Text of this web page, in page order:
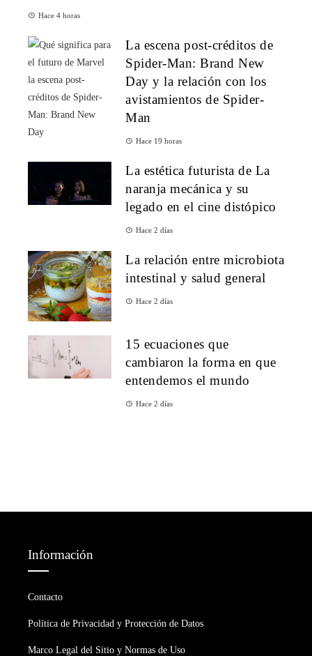
Hace 4 horas
La escena post-créditos de
Spider-Man: Brand New
Day y la relación con los
avistamientos de Spider-
Man
Hace 19 horas
La estética futurista de La
naranja mecánica y su
legado en el cine distópico
Hace 2 días
La relación entre microbiota
intestinal y salud general
Hace 2 días
15 ecuaciones que
cambiaron la forma en que
entendemos el mundo
Hace 2 días
Información
Contacto
Política de Privacidad y Protección de Datos
Marco Legal del Sitio y Normas de Uso